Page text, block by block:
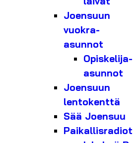
Joensuun
vuokra-
asunnot
Opiskelija-
asunnot
Joensuun
lentokenttä
Sää Joensuu
Paikallisradiot